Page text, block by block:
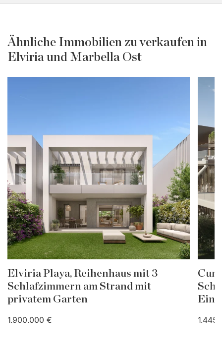
Ähnliche Immobilien zu verkaufen in
Elviria und Marbella Ost
Elviria Playa, Reihenhaus mit 3
Schlafzimmern am Strand mit
privatem Garten
1.900.000 €